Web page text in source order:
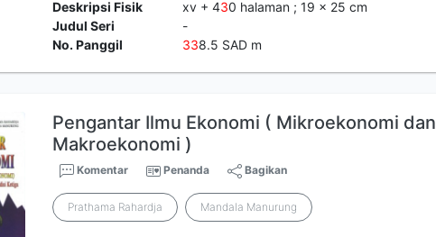
Deskripsi Fisik
xv + 430 halaman ; 19 x 25 cm
Judul Seri
-
No. Panggil
338.5 SAD m
Pengantar Ilmu Ekonomi ( Mikroekonomi dan
Makroekonomi )
Komentar Penanda Bagikan
Prathama Rahardja Mandala Manurung